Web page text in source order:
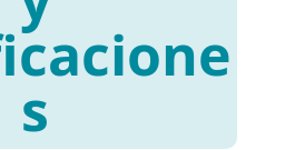
s